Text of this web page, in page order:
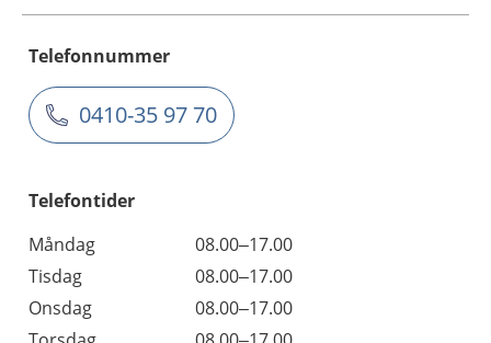
Telefonnummer
0410-35 97 70
Telefontider
Måndag
08.00–17.00
Tisdag
08.00–17.00
Onsdag
08.00–17.00